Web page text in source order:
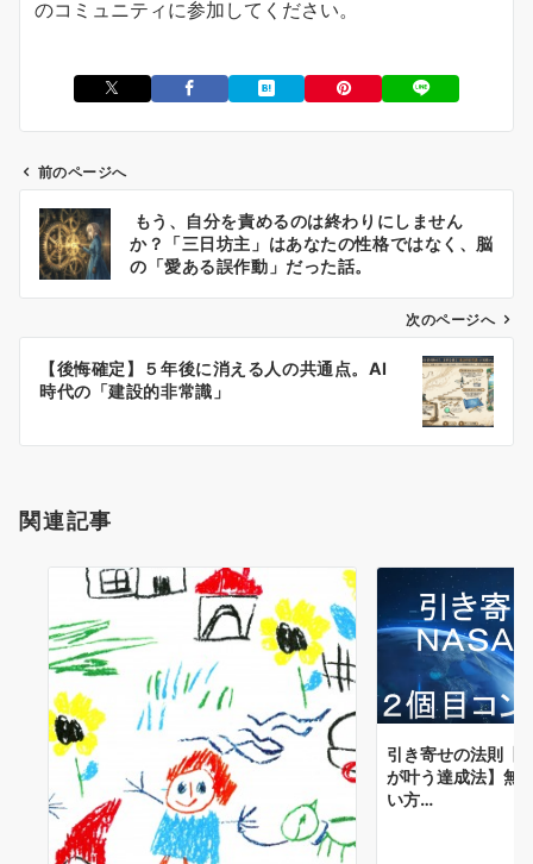
のコミュニティに参加してください。
ン
前のページへ
もう、自分を責めるのは終わりにしません
か？「三日坊主」はあなたの性格ではなく、脳
の「愛ある誤作動」だった話。
次のページへ
【後悔確定】５年後に消える人の共通点。AI
時代の「建設的非常識」
関連記事
引き寄せの法則【
が叶う達成法】無
い方…